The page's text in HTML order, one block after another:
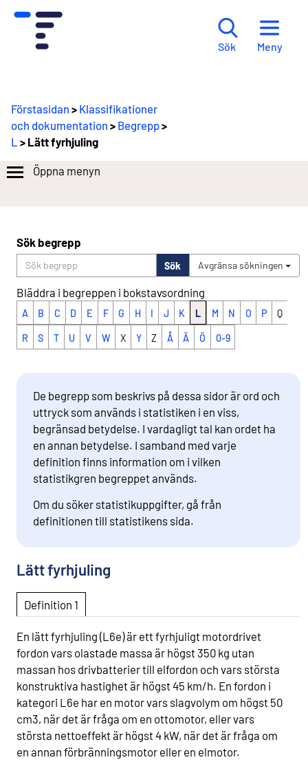
Sök Meny
Förstasidan > Klassifikationer
och dokumentation > Begrepp>
L > Lätt fyrhjuling
Öppna menyn
Sök begrepp
Sök Avgränsa sökningen
Bläddra i begreppen i bokstavsordning
A B C D E F G H I J K L M N O P Q
R S T U V W X Y Z Å Ä Ö 0-9
De begrepp som beskrivs på dessa sidor är ord och
uttryck som används i statistiken i en viss,
begränsad betydelse. I vardagligt tal kan ordet ha
en annan betydelse. I samband med varje
definition finns information om i vilken
statistikgren begreppet används.
Om du söker statistikuppgifter, gå från
definitionen till statistikens sida.
Lätt fyrhjuling
Definition 1
En lätt fyrhjuling (L6e) är ett fyrhjuligt motordrivet
fordon vars olastade massa är högst 350 kg utan
massan hos drivbatterier till elfordon och vars största
konstruktiva hastighet är högst 45 km/h. En fordon i
kategori L6e har en motor vars slagvolym om högst 50
cm3, när det är fråga om en ottomotor, eller vars
största nettoeffekt är högst 4 kW, när det är fråga om
en annan förbränningsmotor eller en elmotor.